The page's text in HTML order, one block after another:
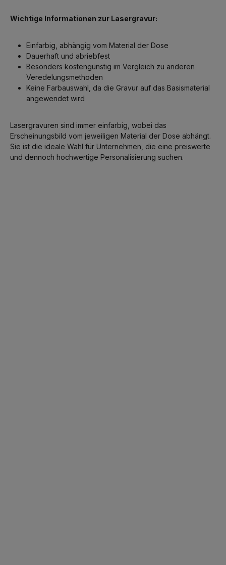
Wichtige Informationen zur Lasergravur:
Einfarbig, abhängig vom Material der Dose
Dauerhaft und abriebfest
Besonders kostengünstig im Vergleich zu anderen
Veredelungsmethoden
Keine Farbauswahl, da die Gravur auf das Basismaterial
angewendet wird
Lasergravuren sind immer einfarbig, wobei das
Erscheinungsbild vom jeweiligen Material der Dose abhängt.
Sie ist die ideale Wahl für Unternehmen, die eine preiswerte
und dennoch hochwertige Personalisierung suchen.